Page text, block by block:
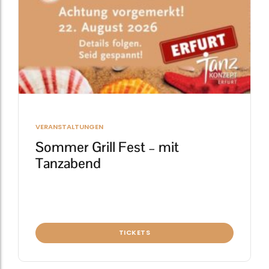
VERANSTALTUNGEN
Sommer Grill Fest – mit
Tanzabend
TICKETS